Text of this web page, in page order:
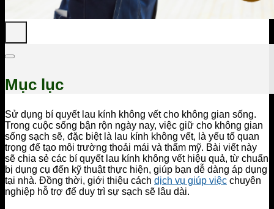
Mục lục
Sử dụng bí quyết lau kính không vết cho không gian sống.
Trong cuộc sống bận rộn ngày nay, việc giữ cho không gian
sống sạch sẽ, đặc biệt là lau kính không vết, là yếu tố quan
trọng để tạo môi trường thoải mái và thẩm mỹ. Bài viết này
sẽ chia sẻ các bí quyết lau kính không vết hiệu quả, từ chuẩn
bị dụng cụ đến kỹ thuật thực hiện, giúp bạn dễ dàng áp dụng
tại nhà. Đồng thời, giới thiệu cách dịch vụ giúp việc chuyên
nghiệp hỗ trợ để duy trì sự sạch sẽ lâu dài.